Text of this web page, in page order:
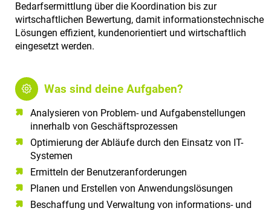
h
a
Bedarfsermittlung über die Koordination bis zur
wirtschaftlichen Bewertung, damit informationstechnische
Lösungen effizient, kundenorientiert und wirtschaftlich
eingesetzt werden.
Was sind deine Aufgaben?
Analysieren von Problem- und Aufgabenstellungen
innerhalb von Geschäftsprozessen
Optimierung der Abläufe durch den Einsatz von IT-
Systemen
Ermitteln der Benutzeranforderungen
Planen und Erstellen von Anwendungslösungen
Beschaffung und Verwaltung von informations- und